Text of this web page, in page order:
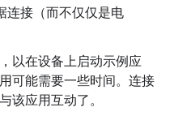
连接（而不仅仅是电
以在设备上启动示例应
可能需要一些时间。连接
该应用互动了。